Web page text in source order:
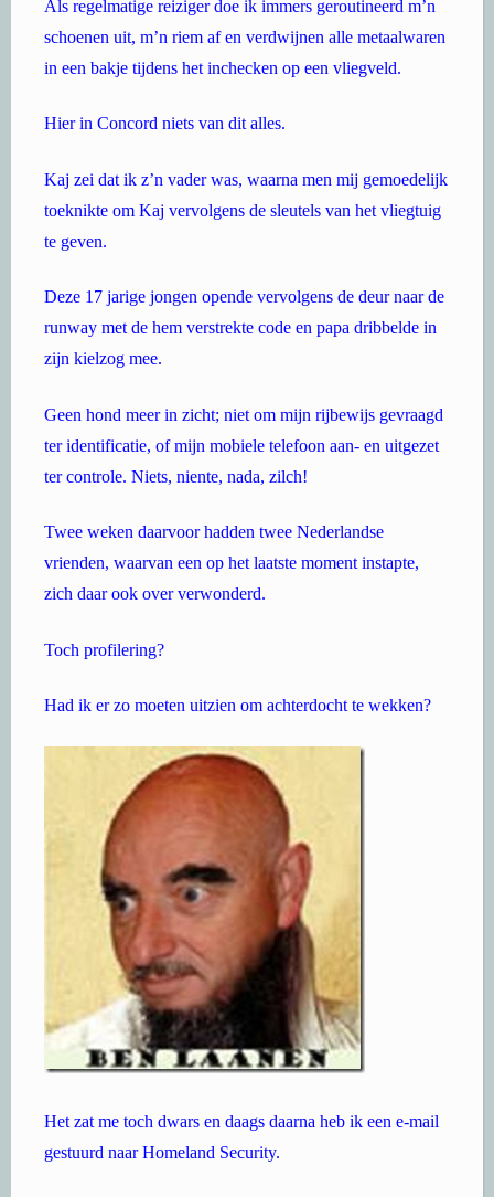
Als regelmatige reiziger doe ik immers geroutineerd m’n
schoenen uit, m’n riem af en verdwijnen alle metaalwaren
in een bakje tijdens het inchecken op een vliegveld.
Hier in Concord niets van dit alles.
Kaj zei dat ik z’n vader was, waarna men mij gemoedelijk
toeknikte om Kaj vervolgens de sleutels van het vliegtuig
te geven.
Deze 17 jarige jongen opende vervolgens de deur naar de
runway met de hem verstrekte code en papa dribbelde in
zijn kielzog mee.
Geen hond meer in zicht; niet om mijn rijbewijs gevraagd
ter identificatie, of mijn mobiele telefoon aan- en uitgezet
ter controle. Niets, niente, nada, zilch!
Twee weken daarvoor hadden twee Nederlandse
vrienden, waarvan een op het laatste moment instapte,
zich daar ook over verwonderd.
Toch profilering?
Had ik er zo moeten uitzien om achterdocht te wekken?
Het zat me toch dwars en daags daarna heb ik een e-mail
gestuurd naar Homeland Security.